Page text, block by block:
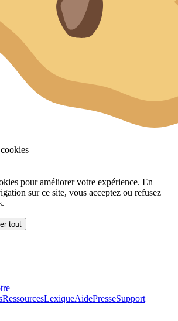
pour améliorer votre expérience. En
sur ce site, vous acceptez ou refusez
tout
RessourcesLexiqueAidePresseSupport